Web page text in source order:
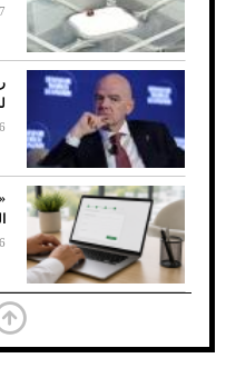
7 نصائح لاختيار لون
الأسود